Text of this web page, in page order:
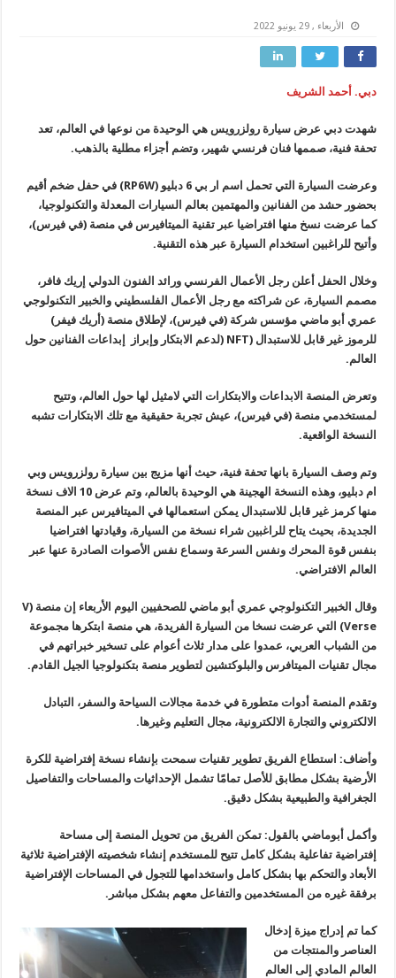
الأربعاء , 29 يونيو 2022
دبي. أحمد الشريف
شهدت دبي عرض سيارة رولزرويس هي الوحيدة من نوعها في العالم، تعد
تحفة فنية، صممها فنان فرنسي شهير، وتضم أجزاء مطلية بالذهب.
وعرضت السيارة التي تحمل اسم ار بي 6 دبليو (RP6W)
في حفل ضخم أقيم
بحضور حشد من الفنانين والمهتمين بعالم السيارات المعدلة والتكنولوجيا،
كما عرضت نسخ منها افتراضيا عبر تقنية الميتافيرس في منصة (في فيرس)،
وأتيح للراغبين استخدام السيارة عبر هذه التقنية.
وخلال الحفل أعلن رجل الأعمال الفرنسي ورائد الفنون الدولي إريك فافر،
مصمم السيارة، عن شراكته مع رجل الأعمال الفلسطيني والخبير التكنولوجي
عمري أبو ماضي مؤسس شركة (في فيرس)، لإطلاق منصة (أريك فيفر)
للرموز غير قابل للاستبدال (NFT
(لدعم الابتكاروإبراز إبداعات الفنانين حول
العالم.
وتعرض المنصة الابداعات والابتكارات التي لامثيل لها حول العالم، وتتيح
لمستخدمي منصة (في فيرس)، عيش تجربة حقيقية مع تلك الابتكارات تشبه
النسخة الواقعية.
وتم وصف السيارة بانها تحفة فنية، حيث أنها مزيج بين سيارة رولزرويس وبي
ام دبليو، وهذه النسخة الهجينة هي الوحيدة بالعالم، وتم عرض 10 الاف نسخة
منها كرمز غير قابل للاستبدال يمكن استعمالها في الميتافيرس عبر المنصة
الجديدة، بحيث يتاح للراغبين شراء نسخة من السيارة، وقيادتها افتراضيا
بنفس قوة المحرك ونفس السرعة وسماع نفس الأصوات الصادرة عنها عبر
العالم الافتراضي.
وقال الخبير التكنولوجي عمري أبو ماضي للصحفيين اليوم الأربعاء إن منصة (V
Verse)
التي عرضت نسخا من السيارة الفريدة، هي منصة ابتكرها مجموعة
من الشباب العربي، عمدوا على مدار ثلاث أعوام على تسخير خبراتهم في
مجال تقنيات الميتافرس والبلوكتشين لتطوير منصة بتكنولوجيا الجيل القادم.
وتقدم المنصة أدوات متطورة في خدمة مجالات السياحة والسفر، التبادل
الالكتروني والتجارة الالكترونية، مجال التعليم وغيرها.
وأضاف: استطاع الفريق تطوير تقنيات سمحت بإنشاء نسخة إفتراضية للكرة
الأرضية بشكل مطابق للأصل تمامًا تشمل الإحداثيات والمساحات والتفاصيل
الجغرافية والطبيعية بشكل دقيق.
وأكمل أبوماضي بالقول: تمكن الفريق من تحويل المنصة إلى مساحة
إفتراضية تفاعلية بشكل كامل تتيح للمستخدم إنشاء شخصيته الإفتراضية ثلاثية
الأبعاد والتحكم بها بشكل كامل واستخدامها للتجول في المساحات الإفتراضية
برفقة غيره من المستخدمين والتفاعل معهم بشكل مباشر .
كما تم إدراج ميزة إدخال
العناصر والمنتجات من
العالم المادي إلى العالم